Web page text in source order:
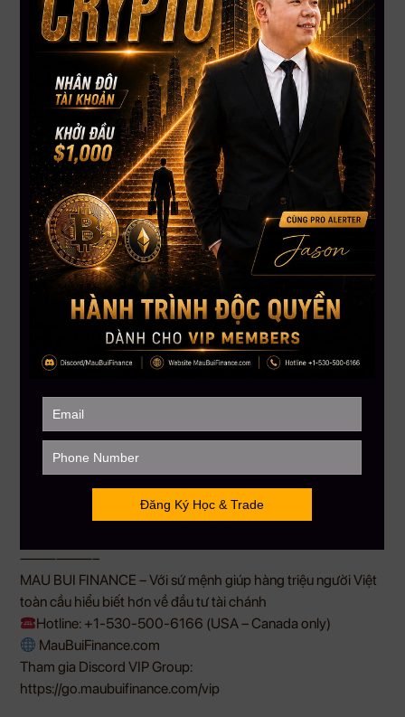
hiệu năng cao cho AI. Ngoài ra, việc các đạo luật khung pháp
lý tiến bộ như Đạo luật PARITY và CLARITY tại Nghị viện Mỹ
liên tục bị trì hoãn phê duyệt cũng khiến tâm lý giới đầu tư trở
nên thận trọng.
5. Sàn Kraken tung giải pháp lưu trữ mới, thu hút 30
triệu USD chỉ sau 10 tiếng
Để đáp ứng nhu cầu tối ưu hóa lợi nhuận của người dùng
trong bối cảnh thị trường biến động, sàn giao dịch Kraken vừa
ra mắt sản phẩm két lưu trữ không lưu ký, cho phép người sở
hữu đồng tài sản số lớn nhất nhận mức sinh lời cố định 2,5%
mỗi năm. Giải pháp này giúp loại bỏ hoàn toàn các rào cản kỹ
thuật phức tạp về ví hoặc chuyển đổi chuỗi khối. Chỉ trong
vòng 10 giờ đầu tiên mở cổng, sản phẩm đã thu hút hơn 30
triệu USD tiền gửi từ hơn 4,000 địa chỉ ví độc lập, chứng minh
sức hút cực lớn của các giải pháp tạo dòng tiền thụ động ở
thời điểm hiện tại.
KẾT LUẬN
nhân tạo (AI) và công nghệ bán dẫn đang là thỏi nam châm
tối thượng hút trọn dòng tiền của các ông lớn lớn lẫn giới tài
phiệt chính trị, trong khi thị trường tài sản số tạm thời nhường
sân chơi để tái cấu trúc. Việc linh hoạt chuyển dịch theo làn
sóng công nghệ sẽ là chìa khóa quyết định thắng lợi cho các
nhà đầu tư trong giai đoạn nửa cuối năm nay.
——————–
MAU BUI FINANCE – Với sứ mệnh giúp hàng triệu người Việt
toàn cầu hiểu biết hơn về đầu tư tài chánh
Hotline: +1-530-500-6166 (USA – Canada only)
MauBuiFinance.com
Tham gia Discord VIP Group:
https://go.maubuifinance.com/vip